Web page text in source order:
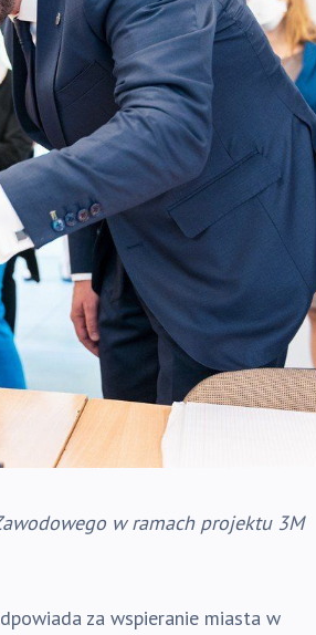
w ramach projektu 3M
za wspieranie miasta w